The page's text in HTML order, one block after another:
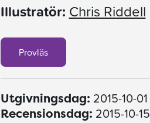
Illustratör: Chris Riddell
Provläs
Utgivningsdag: 2015-10-01
Recensionsdag: 2015-10-15